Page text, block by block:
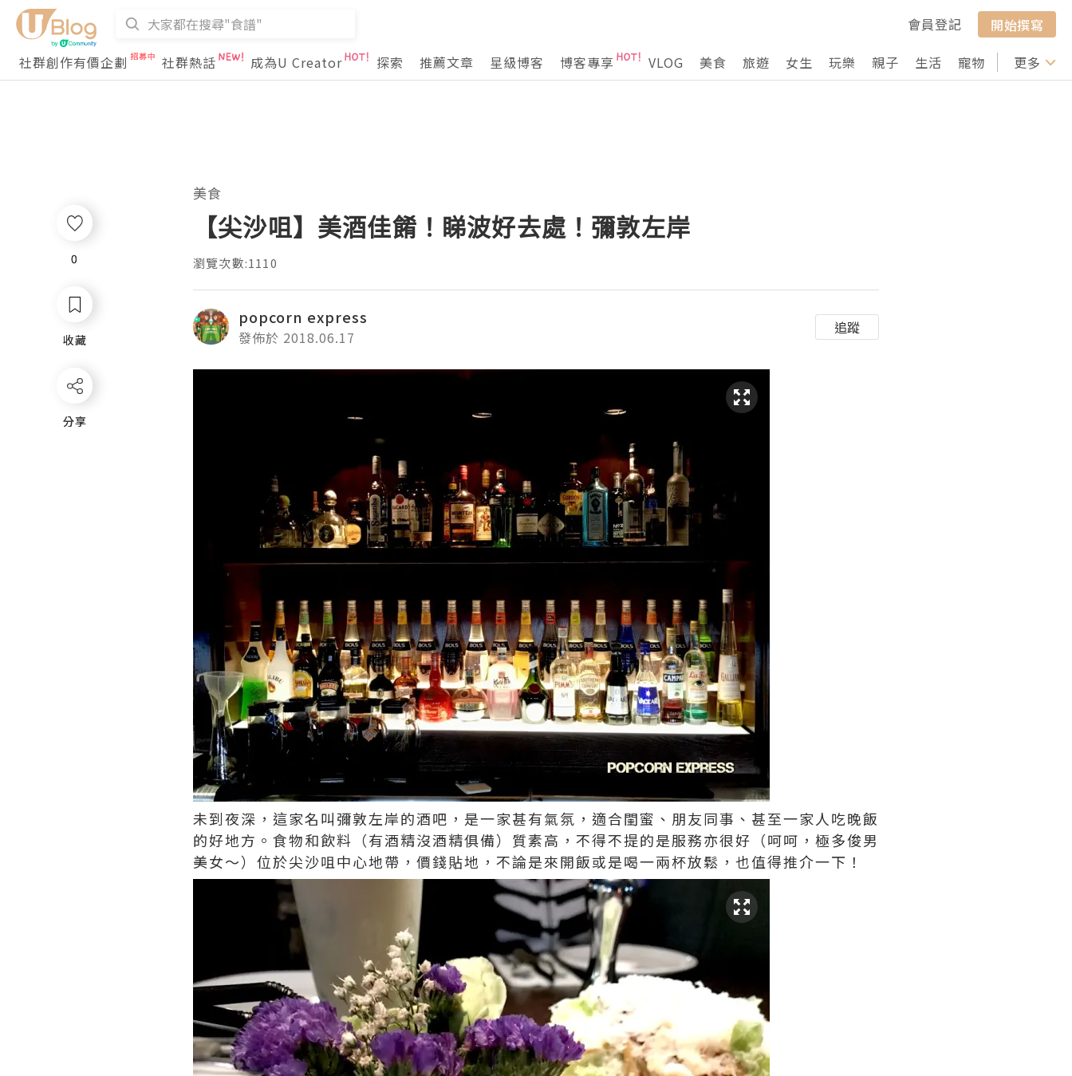
會員登記
開始撰寫
社群創作有價企劃
社群熱話 成為U Creator 探索 推薦文章 星級博客 博客專享 VLOG 美食 旅遊 女生 玩樂 親子 生活 寵物 行山 打卡
更多
0
收藏
分享
美食
【尖沙咀】美酒佳餚！睇波好去處！彌敦左岸
瀏覽次數:1110
popcorn express
發佈於 2018.06.17
追蹤
未到夜深，這家名叫彌敦左岸的酒吧，是一家甚有氣氛，適合閨蜜、朋友同事、甚至一家人吃晚飯
的好地方。食物和飲料（有酒精沒酒精俱備）質素高，不得不提的是服務亦很好（呵呵，極多俊男
美女～）位於尖沙咀中心地帶，價錢貼地，不論是來開飯或是喝一兩杯放鬆，也值得推介一下！
0
收藏
分享